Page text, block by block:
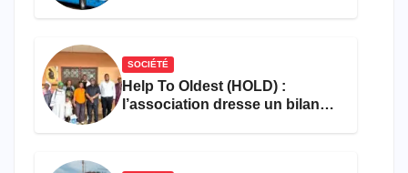
SOCIÉTÉ
Help To Oldest (HOLD) :
l’association dresse un bilan